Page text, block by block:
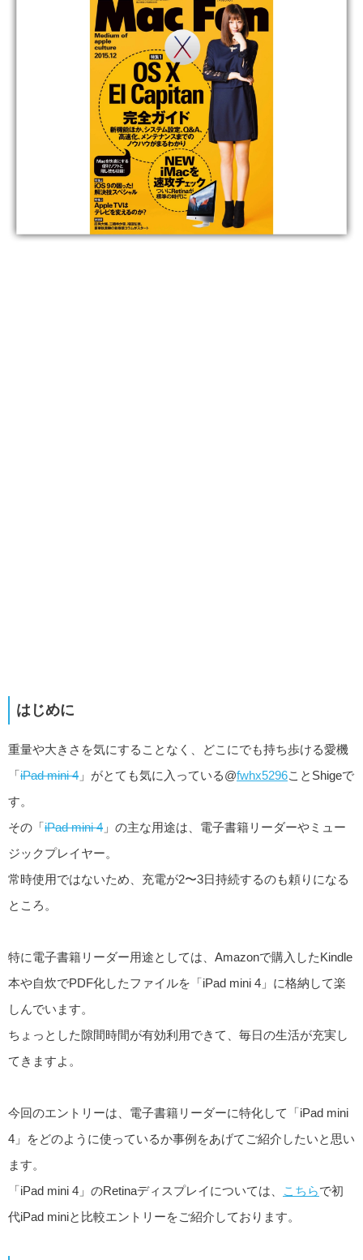
はじめに
重量や大きさを気にすることなく、どこにでも持ち歩ける愛機
「iPad mini 4 」がとても気に入っている@fwhx5296ことShigeで
す。
その「iPad mini 4 」の主な用途は、電子書籍リーダーやミュー
ジックプレイヤー。
常時使用ではないため、充電が2〜3日持続するのも頼りになる
ところ。
特に電子書籍リーダー用途としては、Amazonで購入したKindle
本や自炊でPDF化したファイルを「iPad mini 4」に格納して楽
しんでいます。
ちょっとした隙間時間が有効利用できて、毎日の生活が充実し
てきますよ。
今回のエントリーは、電子書籍リーダーに特化して「iPad mini
4」をどのように使っているか事例をあげてご紹介したいと思い
ます。
「iPad mini 4」のRetinaディスプレイについては、
こちらで初
代iPad miniと比較エントリーをご紹介しております。